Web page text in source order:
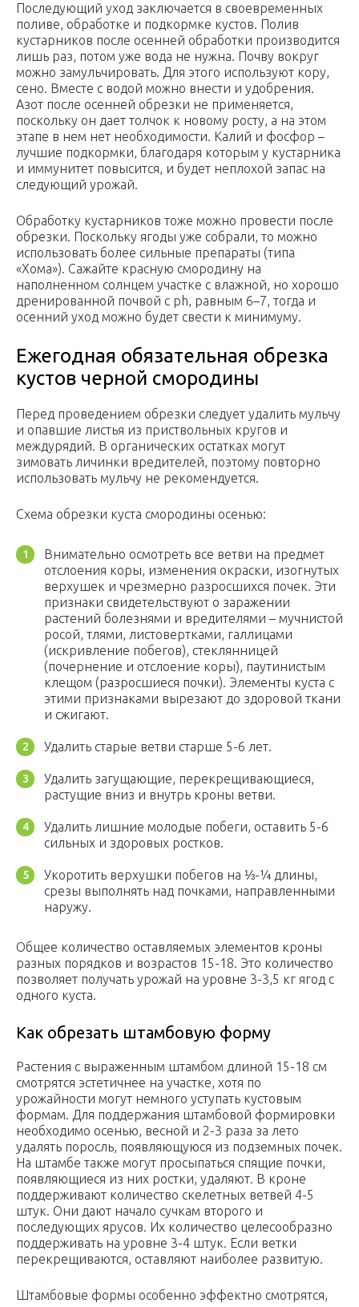
Последующий уход заключается в своевременных
поливе, обработке и подкормке кустов. Полив
кустарников после осенней обработки производится
лишь раз, потом уже вода не нужна. Почву вокруг
можно замульчировать. Для этого используют кору,
сено. Вместе с водой можно внести и удобрения.
Азот после осенней обрезки не применяется,
поскольку он дает толчок к новому росту, а на этом
этапе в нем нет необходимости. Калий и фосфор –
лучшие подкормки, благодаря которым у кустарника
и иммунитет повысится, и будет неплохой запас на
следующий урожай.
Обработку кустарников тоже можно провести после
обрезки. Поскольку ягоды уже собрали, то можно
использовать более сильные препараты (типа
«Хома»). Сажайте красную смородину на
наполненном солнцем участке с влажной, но хорошо
дренированной почвой с ph, равным 6–7, тогда и
осенний уход можно будет свести к минимуму.
Ежегодная обязательная обрезка
кустов черной смородины
Перед проведением обрезки следует удалить мульчу
и опавшие листья из приствольных кругов и
междурядий. В органических остатках могут
зимовать личинки вредителей, поэтому повторно
использовать мульчу не рекомендуется.
Схема обрезки куста смородины осенью:
Внимательно осмотреть все ветви на предмет
отслоения коры, изменения окраски, изогнутых
верхушек и чрезмерно разросшихся почек. Эти
признаки свидетельствуют о заражении
растений болезнями и вредителями – мучнистой
росой, тлями, листовертками, галлицами
(искривление побегов), стеклянницей
(почернение и отслоение коры), паутинистым
клещом (разросшиеся почки). Элементы куста с
этими признаками вырезают до здоровой ткани
и сжигают.
Удалить старые ветви старше 5-6 лет.
Удалить загущающие, перекрещивающиеся,
растущие вниз и внутрь кроны ветви.
Удалить лишние молодые побеги, оставить 5-6
сильных и здоровых ростков.
Укоротить верхушки побегов на ⅓-¼ длины,
срезы выполнять над почками, направленными
наружу.
Общее количество оставляемых элементов кроны
разных порядков и возрастов 15-18. Это количество
позволяет получать урожай на уровне 3-3,5 кг ягод с
одного куста.
Как обрезать штамбовую форму
Растения с выраженным штамбом длиной 15-18 см
смотрятся эстетичнее на участке, хотя по
урожайности могут немного уступать кустовым
формам. Для поддержания штамбовой формировки
необходимо осенью, весной и 2-3 раза за лето
удалять поросль, появляющуюся из подземных почек.
На штамбе также могут просыпаться спящие почки,
появляющиеся из них ростки, удаляют. В кроне
поддерживают количество скелетных ветвей 4-5
штук. Они дают начало сучкам второго и
последующих ярусов. Их количество целесообразно
поддерживать на уровне 3-4 штук. Если ветки
перекрещиваются, оставляют наиболее развитую.
Штамбовые формы особенно эффектно смотрятся,